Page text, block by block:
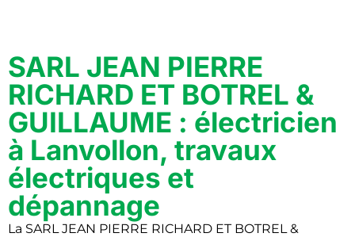
SARL JEAN PIERRE
RICHARD ET BOTREL &
GUILLAUME : électricien
à Lanvollon, travaux
électriques et
dépannage
La SARL JEAN PIERRE RICHARD ET BOTREL &